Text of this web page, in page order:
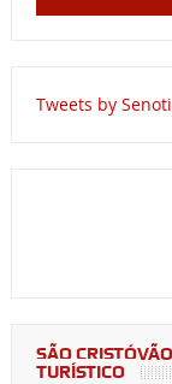
Tweets by
SÃO
TURÍSTICO